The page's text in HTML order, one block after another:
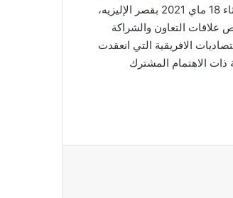
صفحتها والذي جاء فيه ما يلي: “أجرى رئيس الجمهورية قيس سعيد، مساء اليوم الثلاثاء 18 ماي 2021 بقصر الإليزيه،
علاقات التعاون والشراكة
الافريقية التي انعقدت
ذات الاهتمام المشترك